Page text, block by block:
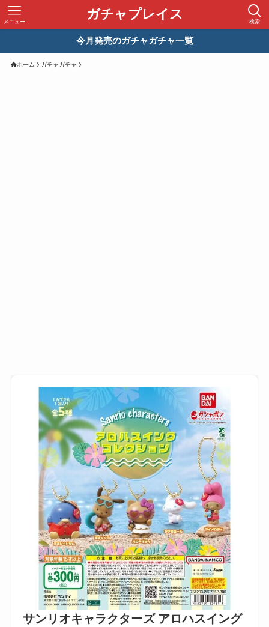
ガチャプレイス 検索
メニュー
今月発売のガチャガチャ一覧
ホーム ガチャガチャ
サンリオキャラクターズ アロハスイング